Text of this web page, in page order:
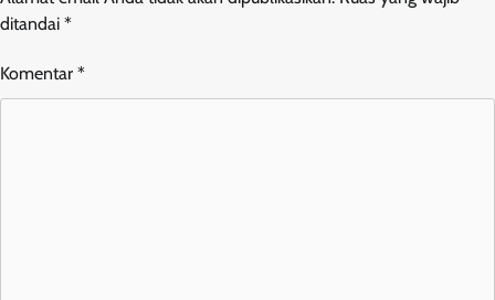
ditandai *
Komentar *